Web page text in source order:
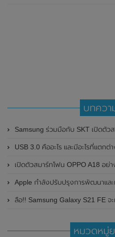
บทควา
Samsung ร่วมมือกับ SKT เปิดตัวสมาร์ทโฟนรุ่นพิเศษ
USB 3.0 คืออะไร และมีอะไรที่แตกต่
เปิดตัวสมาร์ทโฟน OPPO A18 อย่างเป็นทางการใน
Apple กำลังปรับปรุงการพัฒนาและทดสอบ iOS
ลือ!! Samsung Galaxy S21 FE จะเริ่มผลิตในเ
หมวดหมู่